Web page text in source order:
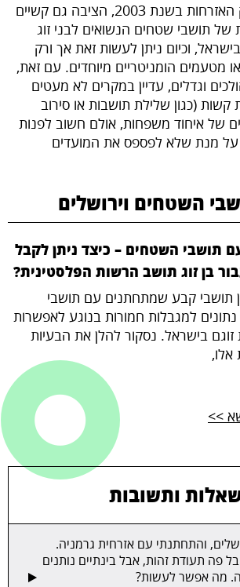
חקיקת התיקון לחוק האזרחות בשנת 2003, הציבה גם קשיים
תושבי שטחים הנשואים לבני זוג
וכיום ניתן לעשות זאת אך ורק
מטעמים הומניטריים מיוחדים. עם זאת,
וגדלים, עדיין במקרים לא מעטים
קשות (כגון שלילת תושבות או סירוב
של איחוד משפחות, אולם חשוב לפנות
על מנת שלא לפספס את המועדים
השטחים וירושלים
תושבי השטחים – כיצד ניתן לקבל
בן זוג תושב הרשות הפלסטינית?
תושבי קבע שמתחתנים עם תושבי
למגבלות חמורות בנוגע לאפשרות
זוגם בישראל. נסקור להלן את הבעיות
אלו,
>>
ותשובות
והתחתנתי עם אזרחית גרמניה.
פה תעודת זהות, אבל בינתיים נותנים
מה אפשר לעשות?